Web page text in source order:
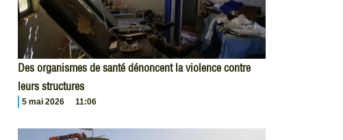
Des organismes de santé dénoncent la violence contre
leurs structures
5 mai 2026 11:06